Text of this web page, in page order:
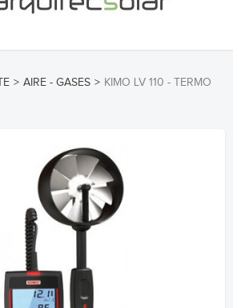
> AIRE - GASES > KIMO LV 110 - TERMO